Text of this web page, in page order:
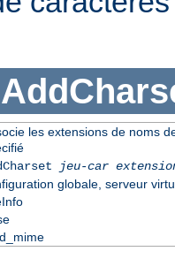
les extensions de noms
jeu-car
globale, serveur